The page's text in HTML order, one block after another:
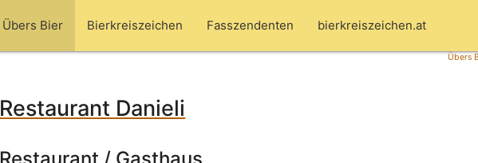
Übers Bier Bierkreiszeichen Fasszendenten bierkreiszeichen.at
Übers
Restaurant Danieli
Restaurant / Gasthaus